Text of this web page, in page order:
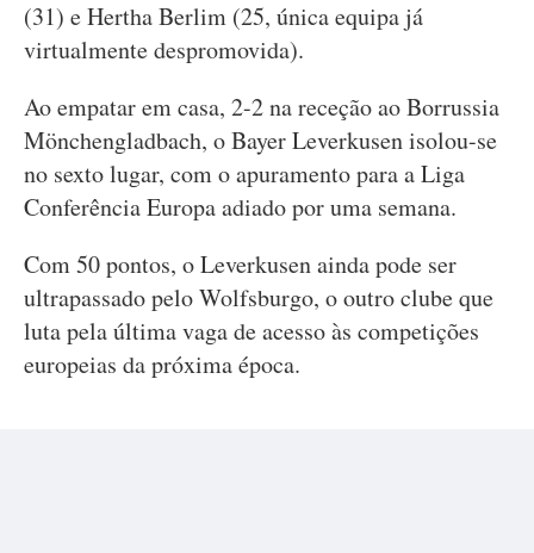
(31) e Hertha Berlim (25, única equipa já
virtualmente despromovida).
Ao empatar em casa, 2-2 na receção ao Borrussia
Mönchengladbach, o Bayer Leverkusen isolou-se
no sexto lugar, com o apuramento para a Liga
Conferência Europa adiado por uma semana.
Com 50 pontos, o Leverkusen ainda pode ser
ultrapassado pelo Wolfsburgo, o outro clube que
luta pela última vaga de acesso às competições
europeias da próxima época.